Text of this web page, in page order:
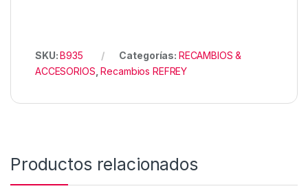
SKU:B935 Categorías: RECAMBIOS &
ACCESORIOS ,Recambios REFREY
Productos relacionados